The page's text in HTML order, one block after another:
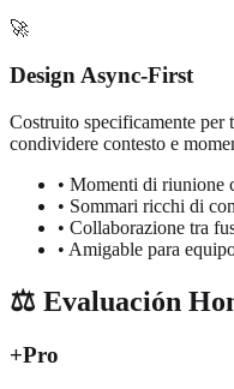
🚀
Design Async-First
Costruito specificamente per
condividere contesto e
• Momenti di riunione
• Sommari ricchi di
• Collaborazione tra
• Amigable para
⚖️ Evaluación
+Pro